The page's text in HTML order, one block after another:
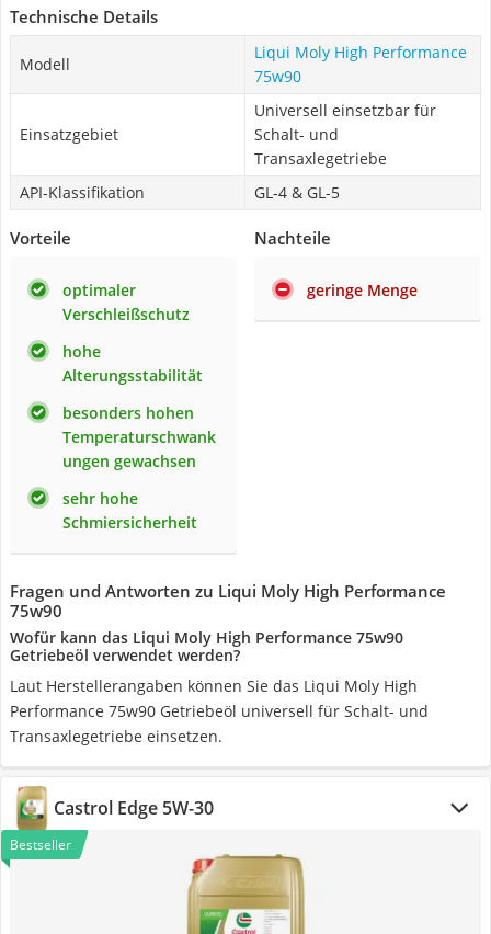
Technische Details
Modell
Liqui Moly High Performance
75w90
Einsatzgebiet
Universell einsetzbar für
Schalt- und
Transaxlegetriebe
API-Klassifikation
GL-4 & GL-5
Vorteile
optimaler
Verschleißschutz
hohe
Alterungsstabilität
besonders hohen
Temperaturschwank
ungen gewachsen
sehr hohe
Schmiersicherheit
Nachteile
geringe Menge
Fragen und Antworten zu Liqui Moly High Performance
75w90
Wofür kann das Liqui Moly High Performance 75w90
Getriebeöl verwendet werden?
Laut Herstellerangaben können Sie das Liqui Moly High
Performance 75w90 Getriebeöl universell für Schalt- und
Transaxlegetriebe einsetzen.
Castrol Edge 5W-30
Bestseller